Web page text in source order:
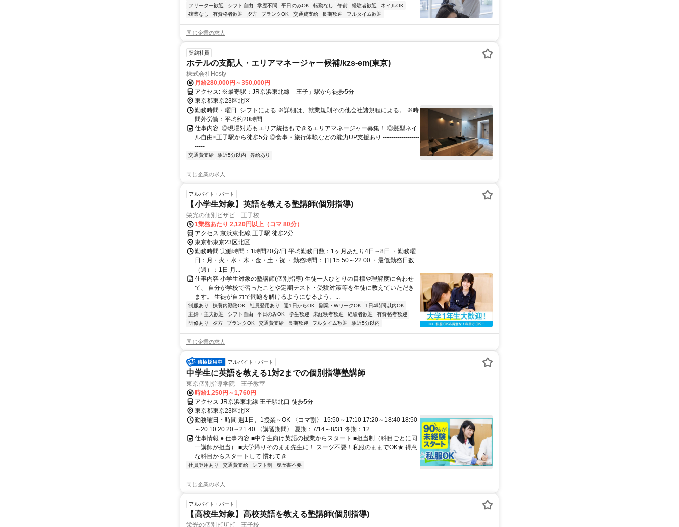
フリーター歓迎
シフト自由 学歴不問 平日のみOK 転勤なし 午前 経験者歓迎
ネイルOK
残業なし
有資格者歓迎 夕方 ブランクOK 交通費支給 長期歓迎 フルタイム歓迎
同じ企業の求人
契約社員
ホテルの支配人・エリアマネージャー候補/kzs-em(東京)
株式会社Hosty
月給280,000円～350,000円
アクセス: ※最寄駅：JR京浜東北線「王子」駅から徒歩5分
東京都東京23区北区
勤務時間・曜日: シフトによる ※詳細は、就業規則その他会社諸規程による。 ※時
間外労働：平均約20時間
仕事内容: ◎現場対応もエリア統括もできるエリアマネージャー募集！ ◎髪型ネイ
ル自由×王子駅から徒歩5分 ◎食事・旅行体験などの能力UP支援あり ------------------
-----...
交通費支給 駅近5分以内 昇給あり
同じ企業の求人
アルバイト・パート
【小学生対象】英語を教える塾講師(個別指導)
栄光の個別ビザビ 王子校
1業務あたり 2,120円以上（コマ 80分）
アクセス 京浜東北線 王子駅 徒歩2分
東京都東京23区北区
勤務時間 実働時間：1時間20分/日 平均勤務日数：1ヶ月あたり4日～8日 ・勤務曜
日：月・火・水・木・金・土・祝 ・勤務時間： [1] 15:50～22:00 ・最低勤務日数
（週）：1日 月...
仕事内容 小学生対象の塾講師(個別指導) 生徒一人ひとりの目標や理解度に合わせ
て、 自分が学校で習ったことや定期テスト・受験対策等を生徒に教えていただき
ます。 生徒が自力で問題を解けるようになるよう、...
制服あり 扶養内勤務OK 社員登用あり 週1日からOK 副業・WワークOK
1日4時間以内OK
主婦・主夫歓迎
シフト自由 平日のみOK 学生歓迎 未経験者歓迎 経験者歓迎
有資格者歓迎
研修あり
夕方 ブランクOK 交通費支給 長期歓迎 フルタイム歓迎 駅近5分以内
同じ企業の求人
アルバイト・パート
中学生に英語を教える1対2までの個別指導塾講師
東京個別指導学院 王子教室
時給1,250円～1,760円
アクセス JR京浜東北線 王子駅北口 徒歩5分
東京都東京23区北区
勤務曜日・時間 週1日、1授業～OK 〈コマ割〉 15:50～17:10 17:20～18:40 18:50
～20:10 20:20～21:40 〈講習期間〉 夏期：7/14～8/31 冬期：12...
仕事情報 ● 仕事内容 ■中学生向け英語の授業からスタート ■担当制（科目ごとに同
一講師が担当） ■大学帰りそのまま先生に！ スーツ不要！私服のままでOK★ 得意
な科目からスタートして 慣れてき...
社員登用あり 交通費支給 シフト制 履歴書不要
同じ企業の求人
アルバイト・パート
【高校生対象】高校英語を教える塾講師(個別指導)
栄光の個別ビザビ 王子校